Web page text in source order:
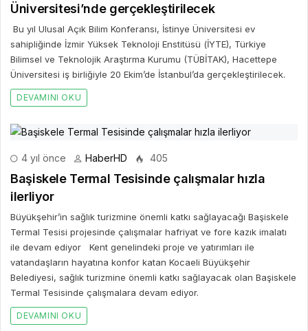
Üniversitesi’nde gerçekleştirilecek
Bu yıl Ulusal Açık Bilim Konferansı, İstinye Üniversitesi ev
sahipliğinde İzmir Yüksek Teknoloji Enstitüsü (İYTE), Türkiye
Bilimsel ve Teknolojik Araştırma Kurumu (TÜBİTAK), Hacettepe
Üniversitesi iş birliğiyle 20 Ekim’de İstanbul’da gerçekleştirilecek.
DEVAMINI OKU
4 yıl önce HaberHD 405
Başiskele Termal Tesisinde çalışmalar hızla
ilerliyor
Büyükşehir’in sağlık turizmine önemli katkı sağlayacağı Başiskele
Termal Tesisi projesinde çalışmalar hafriyat ve fore kazık imalatı
ile devam ediyor Kent genelindeki proje ve yatırımları ile
vatandaşların hayatına konfor katan Kocaeli Büyükşehir
Belediyesi, sağlık turizmine önemli katkı sağlayacak olan Başiskele
Termal Tesisinde çalışmalara devam ediyor.
DEVAMINI OKU